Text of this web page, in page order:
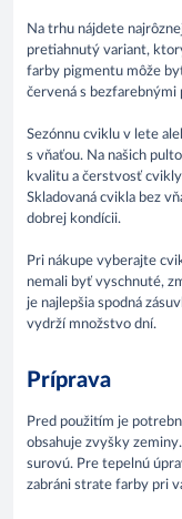
Na trhu nájdete
pretiahnutý variant,
farby pigmentu môže
červená s bezfarebnými
Sezónnu cviklu v lete
s vňaťou. Na našich
kvalitu a čerstvosť
Skladovaná cvikla bez
dobrej kondícii.
Pri nákupe vyberajte
nemali byť vyschnuté,
je najlepšia spodná
vydrží množstvo dní.
Príprava
Pred použitím je
obsahuje zvyšky
surovú. Pre tepelnú
zabráni strate farby pri